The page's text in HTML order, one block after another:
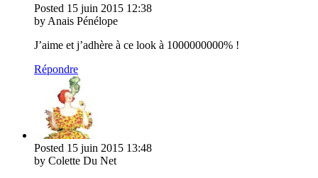
Posted 15 juin 2015 12:38
by Anais Pénélope
J’aime et j’adhère à ce look à 1000000000% !
Répondre
Posted 15 juin 2015 13:48
by Colette Du Net